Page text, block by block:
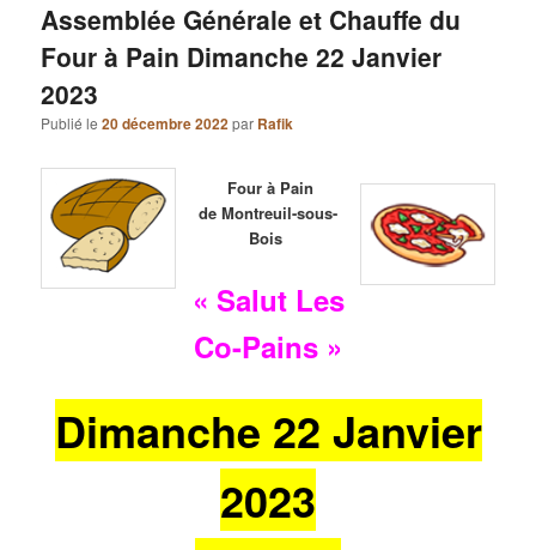
Assemblée Générale et Chauffe du
Four à Pain Dimanche 22 Janvier
2023
Publié le20 décembre 2022par Rafik
Four à Pain
de Montreuil-sous-
Bois
« Salut Les
Co-Pains »
Dimanche 22 Janvier
2023